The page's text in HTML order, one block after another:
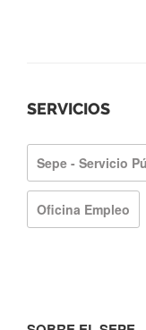
SERVICIOS
Sepe - Servicio
Oficina Empleo